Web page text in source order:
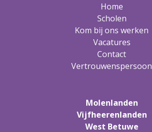
Home
Scholen
Kom bij ons werken
Vacatures
Contact
Vertrouwenspersoon
Molenlanden
Vijfheerenlanden
West Betuwe